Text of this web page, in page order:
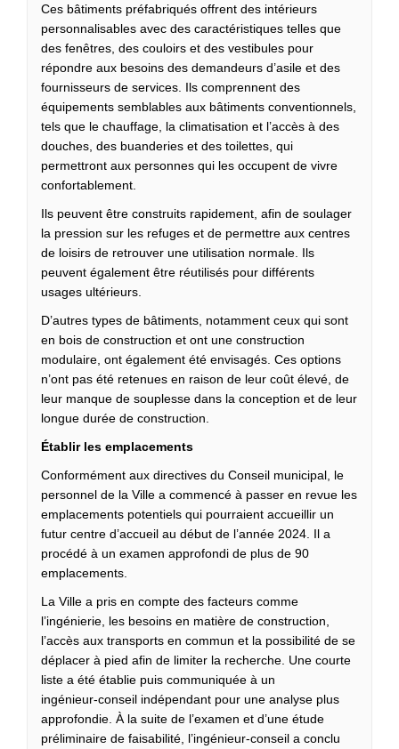
Ces bâtiments préfabriqués offrent des intérieurs
personnalisables avec des caractéristiques telles que
des fenêtres, des couloirs et des vestibules pour
répondre aux besoins des demandeurs d’asile et des
fournisseurs de services. Ils comprennent des
équipements semblables aux bâtiments conventionnels,
tels que le chauffage, la climatisation et l’accès à des
douches, des buanderies et des toilettes, qui
permettront aux personnes qui les occupent de vivre
confortablement.
Ils peuvent être construits rapidement, afin de soulager
la pression sur les refuges et de permettre aux centres
de loisirs de retrouver une utilisation normale. Ils
peuvent également être réutilisés pour différents
usages ultérieurs.
D’autres types de bâtiments, notamment ceux qui sont
en bois de construction et ont une construction
modulaire, ont également été envisagés. Ces options
n’ont pas été retenues en raison de leur coût élevé, de
leur manque de souplesse dans la conception et de leur
longue durée de construction.
Établir les emplacements
Conformément aux directives du Conseil municipal, le
personnel de la Ville a commencé à passer en revue les
emplacements potentiels qui pourraient accueillir un
futur centre d’accueil au début de l’année 2024. Il a
procédé à un examen approfondi de plus de 90
emplacements.
La Ville a pris en compte des facteurs comme
l’ingénierie, les besoins en matière de construction,
l’accès aux transports en commun et la possibilité de se
déplacer à pied afin de limiter la recherche. Une courte
liste a été établie puis communiquée à un
ingénieur‑conseil indépendant pour une analyse plus
approfondie. À la suite de l’examen et d’une étude
préliminaire de faisabilité, l’ingénieur‑conseil a conclu